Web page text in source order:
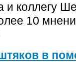
коллегу
10
в